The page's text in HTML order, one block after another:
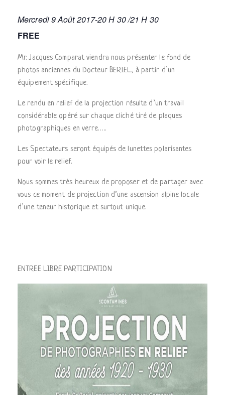
Mercredi 9 Août 2017-20 H 30/21 H 30
FREE
Mr. Jacques Comparat viendra nous présenter le fond de
photos anciennes du Docteur BERIEL, à partir d’un
équipement spécifique.
Le rendu en relief de la projection résulte d’un travail
considérable opéré sur chaque cliché tiré de plaques
photographiques en verre…..
Les Spectateurs seront équipés de lunettes polarisantes
pour voir le relief.
Nous sommes très heureux de proposer et de partager avec
vous ce moment de projection d’une ascension alpine locale
d’une teneur historique et surtout unique.
ENTREE LIBRE PARTICIPATION